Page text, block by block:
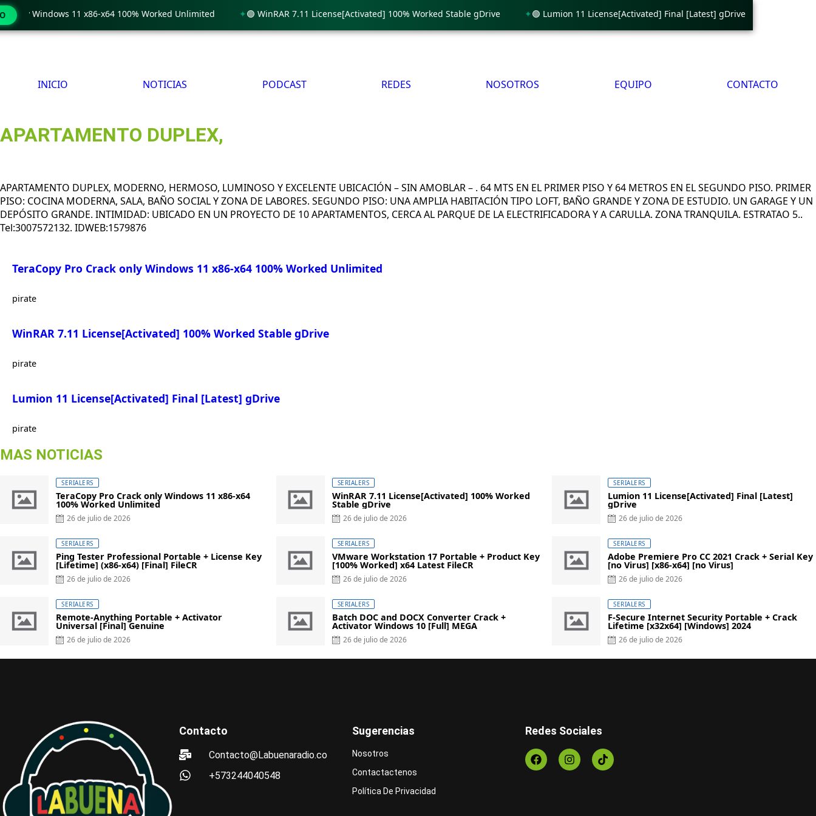
INICIO NOTICIAS PODCAST REDES NOSOTROS EQUIPO CONTACTO
APARTAMENTO DUPLEX,
APARTAMENTO DUPLEX, MODERNO, HERMOSO, LUMINOSO Y EXCELENTE UBICACIÓN – SIN AMOBLAR – . 64 MTS EN EL PRIMER PISO Y 64 METROS EN EL SEGUNDO PISO. PRIMER
PISO: COCINA MODERNA, SALA, BAÑO SOCIAL Y ZONA DE LABORES. SEGUNDO PISO: UNA AMPLIA HABITACIÓN TIPO LOFT, BAÑO GRANDE Y ZONA DE ESTUDIO. UN GARAGE Y UN
DEPÓSITO GRANDE. INTIMIDAD: UBICADO EN UN PROYECTO DE 10 APARTAMENTOS, CERCA AL PARQUE DE LA ELECTRIFICADORA Y A CARULLA. ZONA TRANQUILA. ESTRATAO 5..
Tel:3007572132. IDWEB:1579876
TeraCopy Pro Crack only Windows 11 x86-x64 100% Worked Unlimited
pirate
WinRAR 7.11 License[Activated] 100% Worked Stable gDrive
pirate
Lumion 11 License[Activated] Final [Latest] gDrive
pirate
MAS NOTICIAS
SERIALERS
TeraCopy Pro Crack only Windows 11 x86-x64
100% Worked Unlimited
26 de julio de 2026
SERIALERS
WinRAR 7.11 License[Activated] 100% Worked
Stable gDrive
26 de julio de 2026
SERIALERS
Lumion 11 License[Activated] Final [Latest]
gDrive
26 de julio de 2026
SERIALERS
Ping Tester Professional Portable + License Key
[Lifetime] (x86-x64) [Final] FileCR
26 de julio de 2026
SERIALERS
VMware Workstation 17 Portable + Product Key
[100% Worked] x64 Latest FileCR
26 de julio de 2026
SERIALERS
Adobe Premiere Pro CC 2021 Crack + Serial Key
[no Virus] [x86-x64] [no Virus]
26 de julio de 2026
SERIALERS
Remote-Anything Portable + Activator
Universal [Final] Genuine
26 de julio de 2026
SERIALERS
Batch DOC and DOCX Converter Crack +
Activator Windows 10 [Full] MEGA
26 de julio de 2026
SERIALERS
F-Secure Internet Security Portable + Crack
Lifetime [x32x64] [Windows] 2024
26 de julio de 2026
Contacto
Contacto@Labuenaradio.co
+573244040548
Sugerencias
Nosotros
Contactactenos
Política De Privacidad
Redes Sociales
Windows 11 x86-x64 100% Worked Unlimited 🟢 WinRAR 7.11 License[Activated] 100% Worked Stable gDrive 🟢 Lumion 11 License[Activated] Final [Latest] gDrive